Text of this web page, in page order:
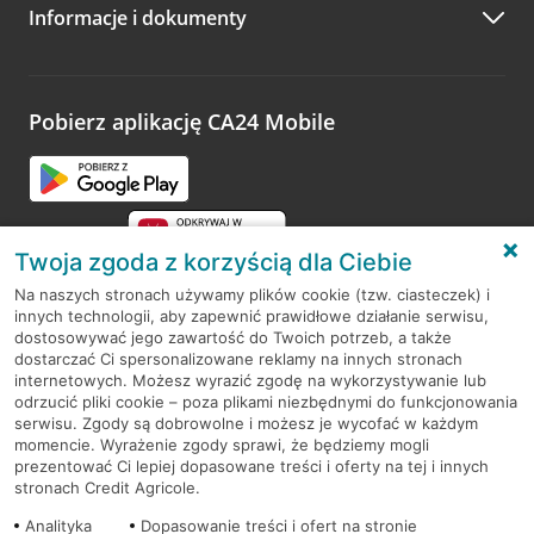
Zachęcamy do podzielenia się z nami opinią o wizycie.
opinie.
Informacje i dokumenty
Pobierz aplikację CA24 Mobile
RODO
Regulamin serwisu
Mapa serwisu
PolitykaCookies
Twoja zgoda z korzyścią dla Ciebie
Na naszych stronach używamy plików cookie (tzw. ciasteczek) i
innych technologii, aby zapewnić prawidłowe działanie serwisu,
dostosowywać jego zawartość do Twoich potrzeb, a także
dostarczać Ci spersonalizowane reklamy na innych stronach
internetowych. Możesz wyrazić zgodę na wykorzystywanie lub
odrzucić pliki cookie – poza plikami niezbędnymi do funkcjonowania
serwisu. Zgody są dobrowolne i możesz je wycofać w każdym
momencie. Wyrażenie zgody sprawi, że będziemy mogli
prezentować Ci lepiej dopasowane treści i oferty na tej i innych
stronach Credit Agricole.
Analityka
Dopasowanie treści i ofert na stronie